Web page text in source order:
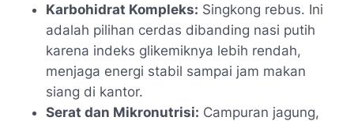
Karbohidrat Kompleks: Singkong rebus. Ini
adalah pilihan cerdas dibanding nasi putih
karena indeks glikemiknya lebih rendah,
menjaga energi stabil sampai jam makan
siang di kantor.
Serat dan Mikronutrisi: Campuran jagung,